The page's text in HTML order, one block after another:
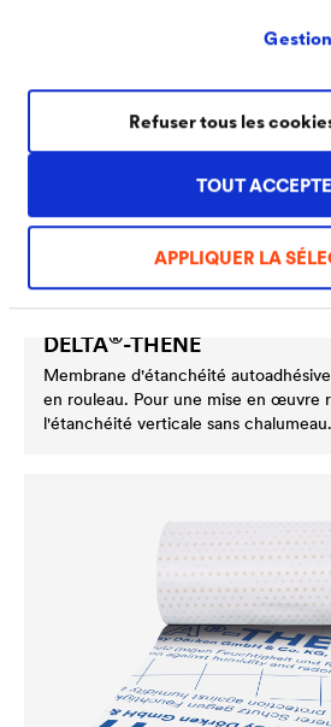
TOUT
APPLIQUER LA
Refuser tous les
DELTA®-THENE
Membrane d'étanchéité
en rouleau. Pour une mise en œuvre
l'étanchéité verticale sans chalumeau.